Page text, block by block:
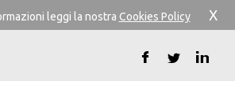
leggi la nostra Cookies Policy X